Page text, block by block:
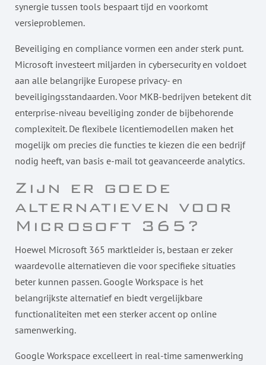
synergie tussen tools bespaart tijd en voorkomt
versieproblemen.
Beveiliging en compliance vormen een ander sterk punt.
Microsoft investeert miljarden in cybersecurity en voldoet
aan alle belangrijke Europese privacy- en
beveiligingsstandaarden. Voor MKB-bedrijven betekent dit
enterprise-niveau beveiliging zonder de bijbehorende
complexiteit. De flexibele licentiemodellen maken het
mogelijk om precies die functies te kiezen die een bedrijf
nodig heeft, van basis e-mail tot geavanceerde analytics.
Zijn er goede
alternatieven voor
Microsoft 365?
Hoewel Microsoft 365 marktleider is, bestaan er zeker
waardevolle alternatieven die voor specifieke situaties
beter kunnen passen. Google Workspace is het
belangrijkste alternatief en biedt vergelijkbare
functionaliteiten met een sterker accent op online
samenwerking.
Google Workspace excelleert in real-time samenwerking